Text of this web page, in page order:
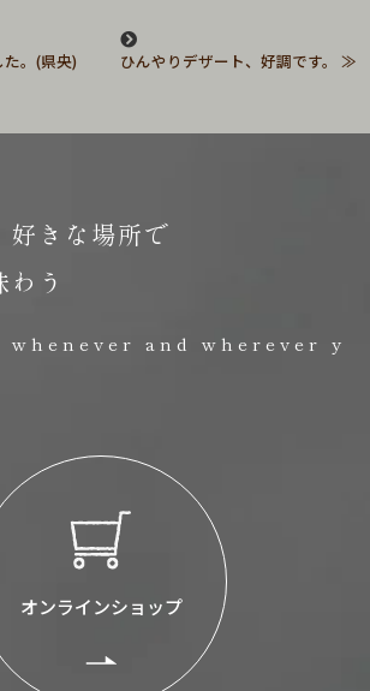
。(県央) ひんやりデザート、好調です。
好きな場所で
う
whenever and wherever y
オンラインショップ